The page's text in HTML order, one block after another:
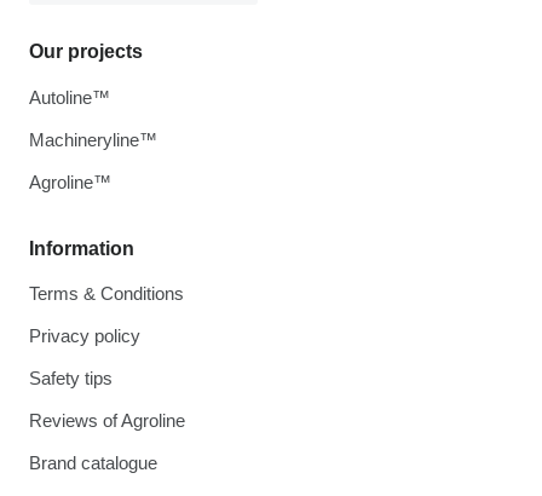
Information
Terms & Conditions
Privacy policy
Safety tips
Reviews of Agroline
Brand catalogue
Our projects
Autoline™
Machineryline™
Agroline™